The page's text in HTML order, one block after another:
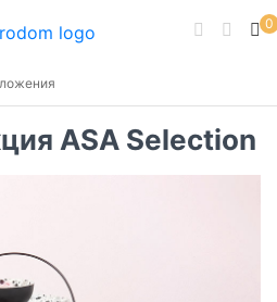
0
ASA Selection